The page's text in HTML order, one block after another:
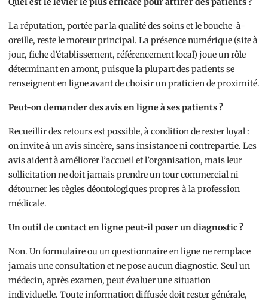
La réputation, portée par la qualité des soins et le bouche-à-
oreille, reste le moteur principal. La présence numérique (site à
jour, fiche d’établissement, référencement local) joue un rôle
déterminant en amont, puisque la plupart des patients se
renseignent en ligne avant de choisir un praticien de proximité.
Peut-on demander des avis en ligne à ses patients ?
Recueillir des retours est possible, à condition de rester loyal :
on invite à un avis sincère, sans insistance ni contrepartie. Les
avis aident à améliorer l’accueil et l’organisation, mais leur
sollicitation ne doit jamais prendre un tour commercial ni
détourner les règles déontologiques propres à la profession
médicale.
Un outil de contact en ligne peut-il poser un diagnostic ?
Non. Un formulaire ou un questionnaire en ligne ne remplace
jamais une consultation et ne pose aucun diagnostic. Seul un
médecin, après examen, peut évaluer une situation
individuelle. Toute information diffusée doit rester générale,